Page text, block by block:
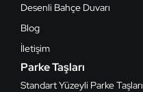
Desenli Bahçe Duvarı
Blog
İletişim
Parke Taşları
Standart Yüzeyli Parke Taşları